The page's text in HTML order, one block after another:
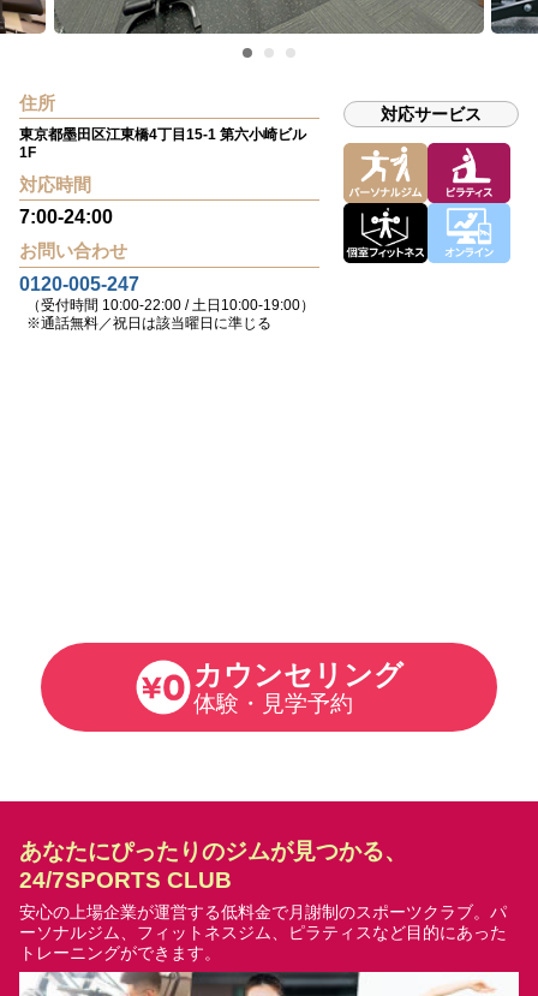
対応サービス
住所
東京都墨田区江東橋4丁目15-1 第六小崎ビル
1F
対応時間
7:00-24:00
お問い合わせ
0120-005-247
（受付時間 10:00-22:00 / 土日10:00-19:00）
※通話無料／祝日は該当曜日に準じる
カウンセリング
体験・見学予約
あなたにぴったりのジムが見つかる、
24/7SPORTS CLUB
安心の上場企業が運営する低料金で月謝制のスポーツクラブ。 パ
ーソナルジム、フィットネスジム、ピラティスなど目的にあった
トレーニングができます。